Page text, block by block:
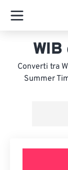
WIB
Converti tra
Summer